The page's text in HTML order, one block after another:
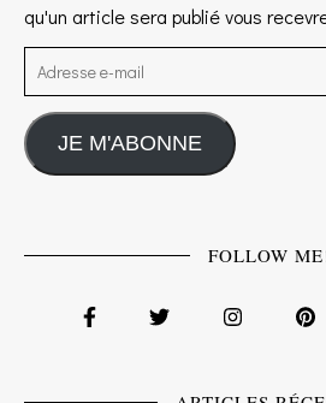
qu'un article sera publié vous
Adresse e-mail
JE M'ABONNE
FOLLOW